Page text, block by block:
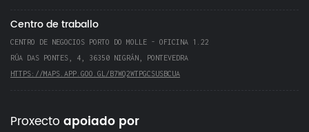
Centro de traballo
CENTRO DE NEGOCIOS PORTO DO MOLLE - OFICINA 1.22
RÚA DAS PONTES, 4, 36350 NIGRÁN, PONTEVEDRA
HTTPS://MAPS.APP.GOO.GL/B7WQ2WTPGCSUSBCUA
Proxecto apoiado por